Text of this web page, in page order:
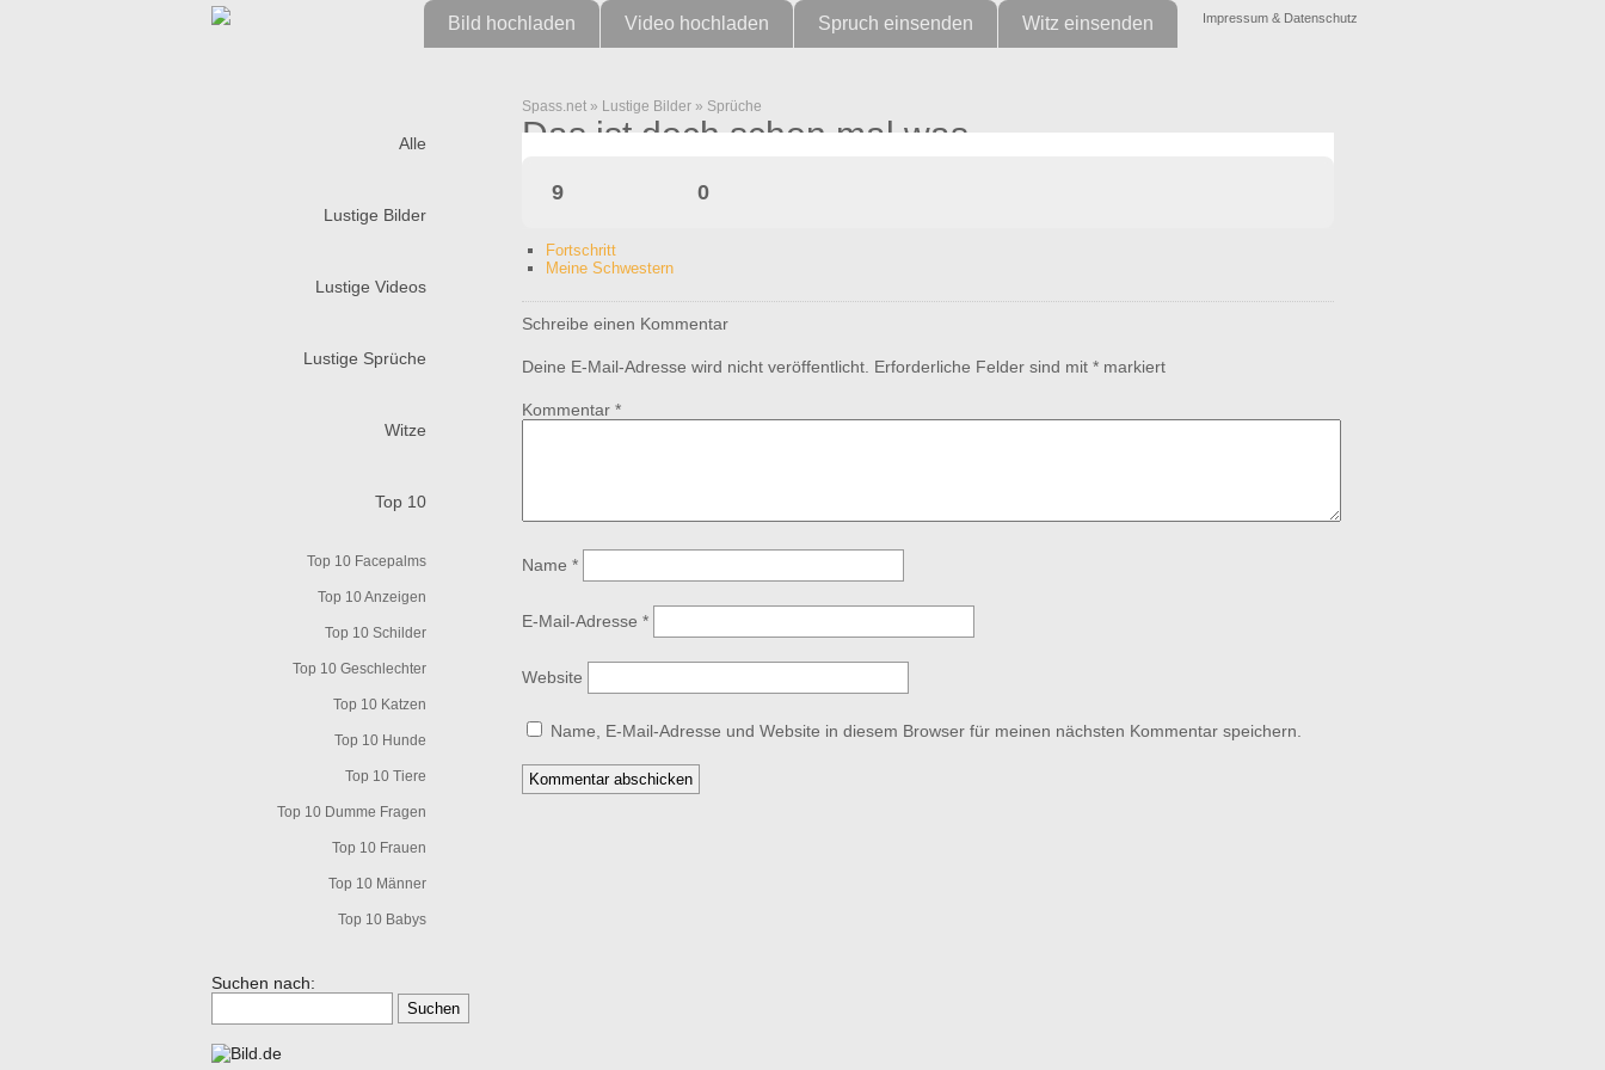
Impressum & Datenschutz
Bild hochladen Video hochladen Spruch einsenden Witz einsenden
Alle
Lustige Bilder
Lustige Videos
Lustige Sprüche
Witze
Top 10
Top 10 Facepalms
Top 10 Anzeigen
Top 10 Schilder
Top 10 Geschlechter
Top 10 Katzen
Top 10 Hunde
Top 10 Tiere
Top 10 Dumme Fragen
Top 10 Frauen
Top 10 Männer
Top 10 Babys
Suchen nach:
Spass.net » Lustige Bilder » Sprüche
Das ist doch schon mal was
9 0
Fortschritt
Meine Schwestern
Schreibe einen Kommentar
Deine E-Mail-Adresse wird nicht veröffentlicht. Erforderliche Felder sind mit * markiert
Kommentar *
Name *
E-Mail-Adresse *
Website
Name, E-Mail-Adresse und Website in diesem Browser für meinen nächsten Kommentar speichern.